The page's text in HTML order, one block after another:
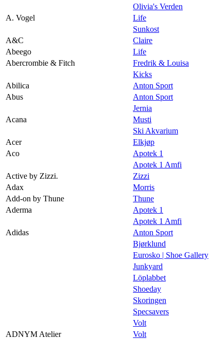
Finn frem
Olivia's Verden
A. Vogel
Life
Sunkost
A&C
Claire
Abeego
Life
Abercrombie & Fitch
Fredrik & Louisa
Kicks
Abilica
Anton Sport
Abus
Anton Sport
Jernia
Acana
Musti
Ski Akvarium
Acer
Elkjøp
Aco
Apotek 1
Apotek 1 Amfi
Active by Zizzi.
Zizzi
Adax
Morris
Add-on by Thune
Thune
Aderma
Apotek 1
Apotek 1 Amfi
Adidas
Anton Sport
Bjørklund
Eurosko | Shoe Gallery
Junkyard
Löplabbet
Shoeday
Skoringen
Specsavers
Volt
ADNYM Atelier
Volt